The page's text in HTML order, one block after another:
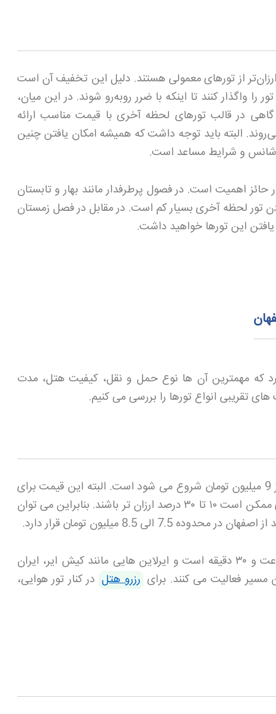
از تورهای معمولی هستند. دلیل این تخفیف آن است
واگذار کنند تا اینکه با ضرر روبه‌رو شوند. در این میان،
در قالب تورهای لحظه آخری با قیمت مناسب ارائه
البته باید توجه داشت که همیشه امکان یافتن چنین
شانس و شرایط مساعد است.
حائز اهمیت است. در فصول پرطرفدار مانند بهار و تابستان
تور لحظه آخری بسیار کم است. در مقابل در فصل زمستان
این تورها خواهید داشت.
که مهمترین آن ها نوع حمل و نقل، کیفیت هتل، مدت
تقریبی انواع تورها را بررسی می کنیم.
شروع قیمت تور هوایی مشهد از اصفهان از 9 میلیون تومان شروع می شود است. البته این قیمت برای
ممکن است۱۰ تا ۳۰درصد ارزان تر باشند. بنابراین می توان
الی 8.5 میلیون تومان قرار دارد
.
و ۳۰دقیقه است و ایرلاین هایی مانند کیش ایر، ایران
مسیر فعالیت می کنند. برای رزرو هتل در کنار تور هوایی،